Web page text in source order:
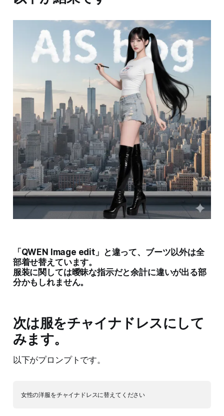
「QWEN Image edit」と違って、ブーツ以外は全
部着せ替えています。
服装に関しては曖昧な指示だと余計に違いが出る部
分かもしれません。
次は服をチャイナドレスにして
みます。
以下がプロンプトです。